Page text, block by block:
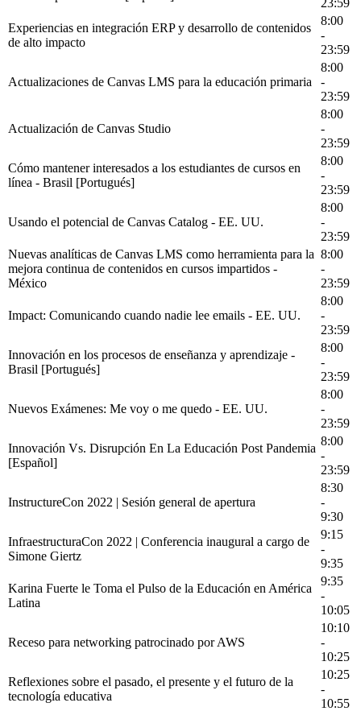
23:59
Experiencias en integración ERP y desarrollo de contenidos
de alto impacto
8:00
-
23:59
Actualizaciones de Canvas LMS para la educación primaria
8:00
-
23:59
Actualización de Canvas Studio
8:00
-
23:59
Cómo mantener interesados a los estudiantes de cursos en
línea - Brasil [Portugués]
8:00
-
23:59
Usando el potencial de Canvas Catalog - EE. UU.
8:00
-
23:59
Nuevas analíticas de Canvas LMS como herramienta para la
mejora continua de contenidos en cursos impartidos -
México
8:00
-
23:59
Impact: Comunicando cuando nadie lee emails - EE. UU.
8:00
-
23:59
Innovación en los procesos de enseñanza y aprendizaje -
Brasil [Portugués]
8:00
-
23:59
Nuevos Exámenes: Me voy o me quedo - EE. UU.
8:00
-
23:59
Innovación Vs. Disrupción En La Educación Post Pandemia
[Español]
8:00
-
23:59
InstructureCon 2022 | Sesión general de apertura
8:30
-
9:30
InfraestructuraCon 2022 | Conferencia inaugural a cargo de
Simone Giertz
9:15
-
9:35
Karina Fuerte le Toma el Pulso de la Educación en América
Latina
9:35
-
10:05
Receso para networking patrocinado por AWS
10:10
-
10:25
Reflexiones sobre el pasado, el presente y el futuro de la
tecnología educativa
10:25
-
10:55